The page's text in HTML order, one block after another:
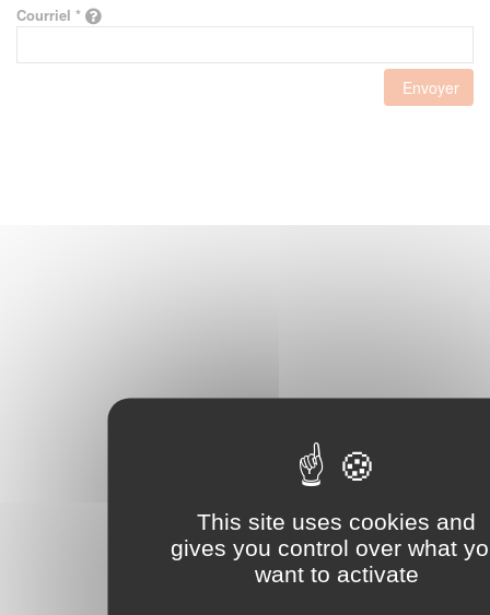
This site uses cookies and
gives you control over what
want to activate
Courriel *
Envoyer